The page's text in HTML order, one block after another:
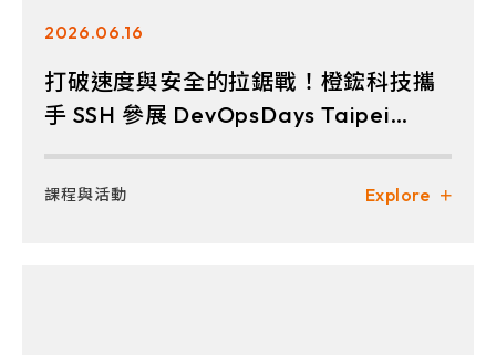
2026.06.16
打破速度與安全的拉鋸戰！橙鋐科技攜
手 SSH 參展 DevOpsDays Taipei
2026
課程與活動 Explore